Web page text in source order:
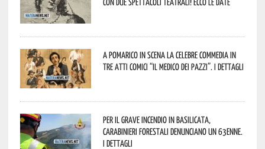
A Pomarico in scena la celebre commedia in
tre atti comici “Il medico dei pazzi”. I dettagli
Per il grave incendio in Basilicata,
Carabinieri forestali denunciano un 63enne.
I dettagli